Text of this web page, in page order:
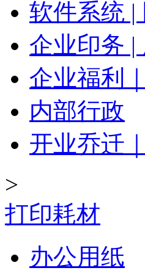
软件系统 |
企业印务 |
企业福利
内部行政
开业乔迁
>
打印耗材
办公用纸